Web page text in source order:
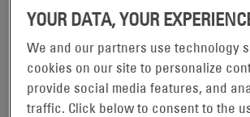
TARGACH SEMA 2018
READING, Pa., 18
r. –
YOUR DATA, YOUR
We and our partners use technology
cookies on our site to personalize
provide social media features, and
traffic. Click below to consent to the